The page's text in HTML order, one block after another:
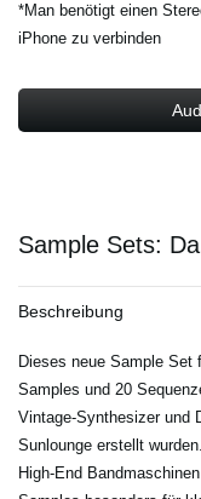
*Man benötigt einen
iPhone zu verbinden
Sample Sets:
Beschreibung
Dieses neue Sample
Samples und 20
Vintage-Synthesizer und
Sunlounge erstellt
High-End